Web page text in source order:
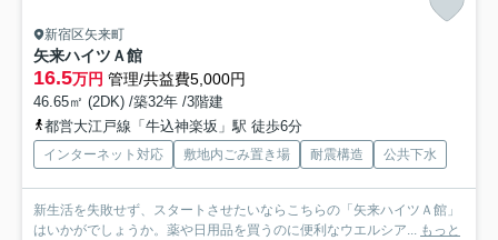
新宿区矢来町
矢来ハイツＡ館
16.5万円 管理/共益費5,000円
46.65㎡ (2DK) /築32年 /3階建
都営大江戸線「牛込神楽坂」駅 徒歩6分
インターネット対応 敷地内ごみ置き場 耐震構造 公共下水
新生活を失敗せず、スタートさせたいならこちらの「矢来ハイツＡ館」
はいかがでしょうか。薬や日用品を買うのに便利なウエルシア... もっと